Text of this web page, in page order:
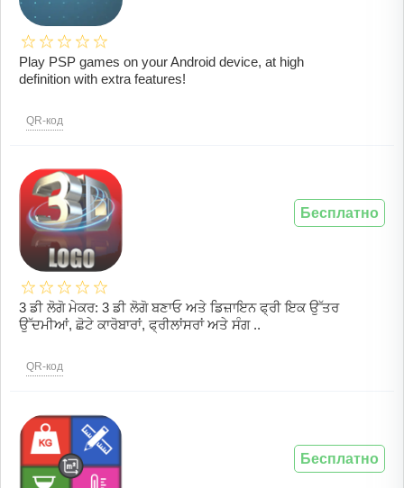
Play PSP games on your Android device, at high
definition with extra features!
QR-код
3 ਡੀ ਲੋਗੋ ਮੇਕਰ: 3 ਡੀ ਲੋਗੋ ਬਣਾਓ ਅਤੇ ਡਿਜ਼ਾਇਨ ਫ੍ਰੀ ਇਕ ਉੱਤਰ
ਉੱਦਮੀਆਂ, ਛੋਟੇ ਕਾਰੋਬਾਰਾਂ, ਫ੍ਰੀਲਾਂਸਰਾਂ ਅਤੇ ਸੰਗ ..
QR-код
Бесплатно
Бесплатно